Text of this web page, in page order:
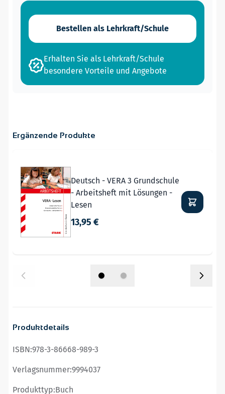
Bestellen als Lehrkraft/Schule
Erhalten Sie als Lehrkraft/Schule
besondere Vorteile und Angebote
Ergänzende Produkte
Deutsch - VERA 3 Grundschule
- Arbeitsheft mit Lösungen -
Lesen
13,95 €
Produktdetails
ISBN:978-3-86668-989-3
Verlagsnummer:9994037
Produkttyp:Buch